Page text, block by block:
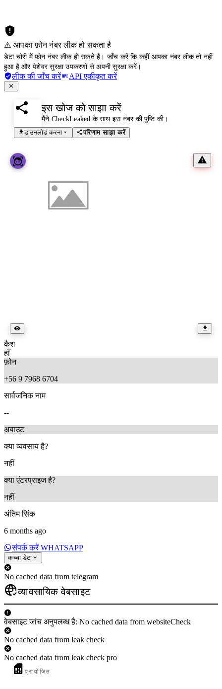
⚠️ आपका फ़ोन नंबर लीक हो सकता है
डेटा चोरी में फ़ोन नंबर लीक हो सकते हैं। जाँच करें कि कहीं आपका नंबर लीक तो नहीं
हुआ है और पेशेवर सुरक्षा उपकरणों से अपनी सुरक्षा करें।
लीक की जाँच करें API एकीकृत करें
इस खोज को साझा करें
मैंने CheckLeaked के साथ इस नंबर की पुष्टि की।
डाउनलोड करना
परिणाम साझा करें
कैश
हाँ
फ़ोन
+56 9 7968 6704
सार्वजनिक नाम
--
अबाउट
क्या व्यवसाय है?
नहीं
क्या एंटरप्राइज है?
नहीं
अंतिम सिंक
6 months ago
संपर्क करें WHATSAPP
कच्चा डेटा
No cached data from telegram
व्यावसायिक वेबसाइट
वेबसाइट जांच अनुपलब्ध है: No cached data from websiteCheck
No cached data from leak check
No cached data from leak check pro
प्रायोजित